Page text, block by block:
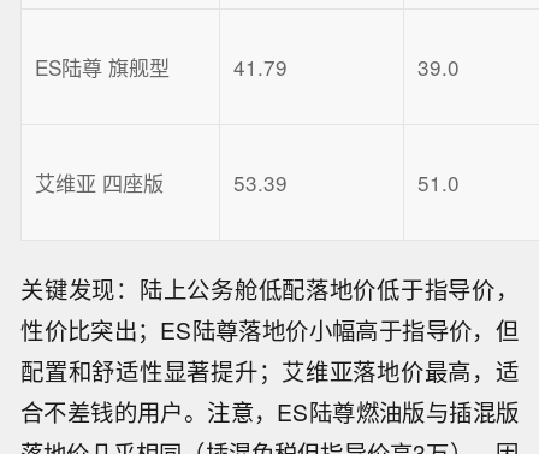
ES陆尊 旗舰型 41.79 39.0
艾维亚 四座版 53.39 51.0
关键发现：陆上公务舱低配落地价低于指导价，
性价比突出；ES陆尊落地价小幅高于指导价，但
配置和舒适性显著提升；艾维亚落地价最高，适
合不差钱的用户。注意，ES陆尊燃油版与插混版